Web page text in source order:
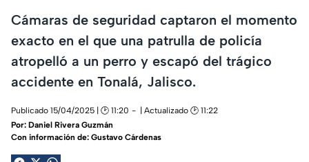
Cámaras de seguridad captaron el momento
exacto en el que una patrulla de policía
atropelló a un perro y escapó del trágico
accidente en Tonalá, Jalisco.
Publicado 15/04/2025 | 🕑 11:20
| Actualizado 🕑 11:22
Por: Daniel Rivera Guzmán
Con información de: Gustavo Cárdenas